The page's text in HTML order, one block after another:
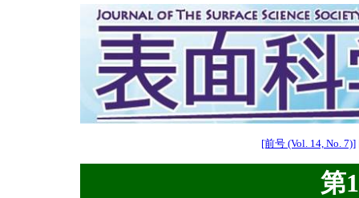
[前号 (Vol. 14, No. 7)]
第